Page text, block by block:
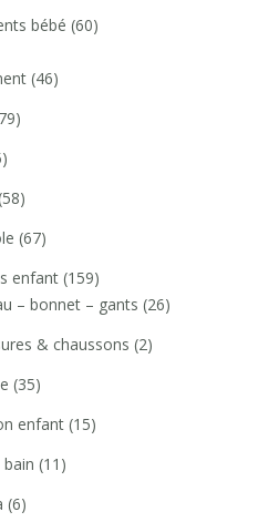
bébé (60)
(46)
(67)
enfant (159)
– bonnet – gants (26)
& chaussons (2)
(35)
enfant (15)
(11)
(6)